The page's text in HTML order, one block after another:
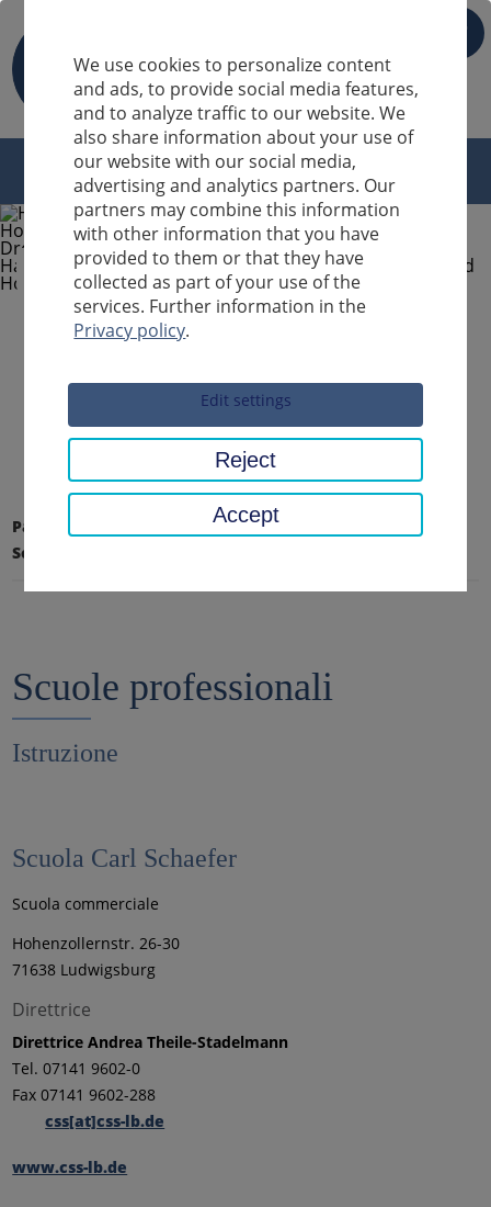
Sucheingabe
Pagina iniziale
Educazione, Arte, Archivio
Scuole
Scuole professionali
Istruzione
Scuola Carl Schaefer
Scuola commerciale
Hohenzollernstr. 26-30
71638 Ludwigsburg
Direttrice
Direttrice Andrea Theile-Stadelmann
Tel. 07141 9602-0
Fax 07141 9602-288
css[at]css-lb.de
www.css-lb.de
We use cookies to personalize content
and ads, to provide social media features,
and to analyze traffic to our website. We
also share information about your use of
our website with our social media,
advertising and analytics partners. Our
partners may combine this information
with other information that you have
provided to them or that they have
collected as part of your use of the
services. Further information in the
Privacy policy.
Edit settings
Reject
Accept